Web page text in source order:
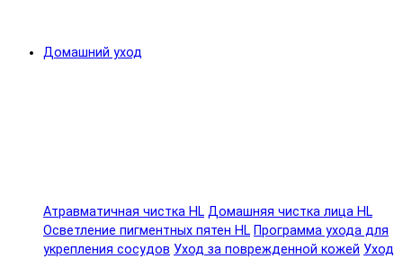
Домашний уход
Атравматичная чистка HL Домашняя чистка лица HL
Осветление пигментных пятен HL Программа ухода для
укрепления сосудов Уход за поврежденной кожей Уход